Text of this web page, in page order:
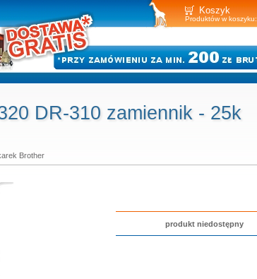
Koszyk
Produktów w koszyku:
DR-310 zamiennik - 25k
Brother
produkt niedostępny